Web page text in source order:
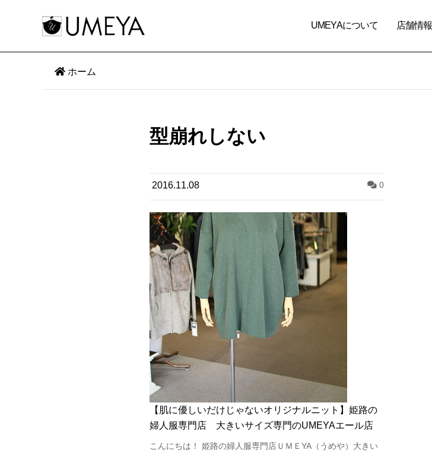
UMEYAについて 店舗情報
ホーム
型崩れしない
2016.11.08 0
【肌に優しいだけじゃないオリジナルニット】姫路の
婦人服専門店 大きいサイズ専門のUMEYAエール店
こんにちは！ 姫路の婦人服専門店ＵＭＥYA（うめや）大きい